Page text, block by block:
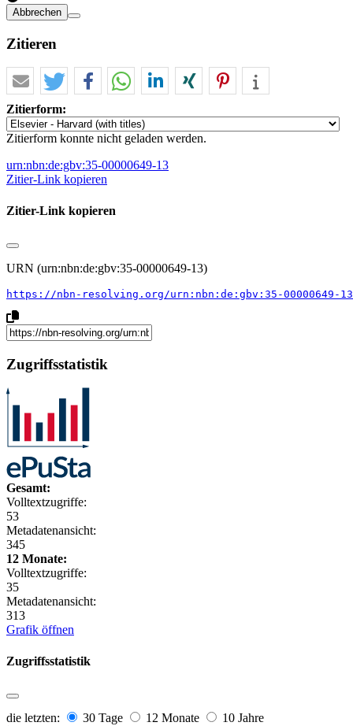
Abbrechen
Zitieren
Zitierform:
Zitierform konnte nicht geladen werden.
urn:nbn:de:gbv:35-00000649-13
Zitier-Link kopieren
Zitier-Link kopieren
URN (urn:nbn:de:gbv:35-00000649-13)
https://nbn-resolving.org/urn:nbn:de:gbv:35-00000649-13
Zugriffsstatistik
Gesamt:
Volltextzugriffe:
53
Metadatenansicht:
345
12 Monate:
Volltextzugriffe:
35
Metadatenansicht:
313
Grafik öffnen
Zugriffsstatistik
die letzten: 30 Tage 12 Monate 10 Jahre